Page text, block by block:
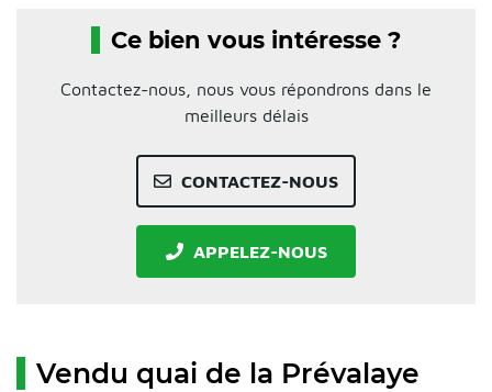
Ce bien vous intéresse ?
Contactez-nous, nous vous répondrons dans le
meilleurs délais
CONTACTEZ-NOUS
APPELEZ-NOUS
Vendu quai de la Prévalaye